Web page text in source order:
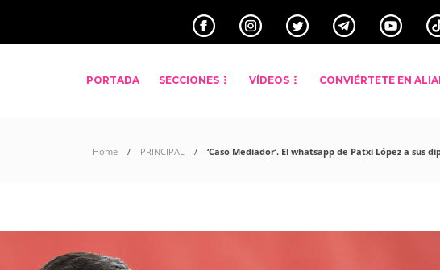
PORTADA SECCIONES VÍDEOS CONVIÉRTETE EN
Home PRINCIPAL ‘Caso Mediador’. El whatsapp de Patxi López a